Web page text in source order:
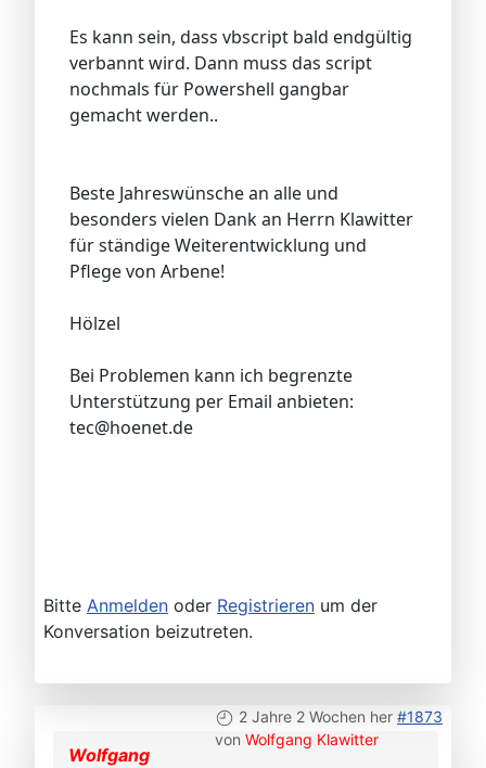
Es kann sein, dass vbscript bald endgültig
verbannt wird. Dann muss das script
nochmals für Powershell gangbar
gemacht werden..
Beste Jahreswünsche an alle und
besonders vielen Dank an Herrn Klawitter
für ständige Weiterentwicklung und
Pflege von Arbene!
Hölzel
Bei Problemen kann ich begrenzte
Unterstützung per Email anbieten:
tec@hoenet.de
Bitte Anmelden oder Registrieren um der
Konversation beizutreten.
2 Jahre 2 Wochen her #1873
von Wolfgang Klawitter
Wolfgang